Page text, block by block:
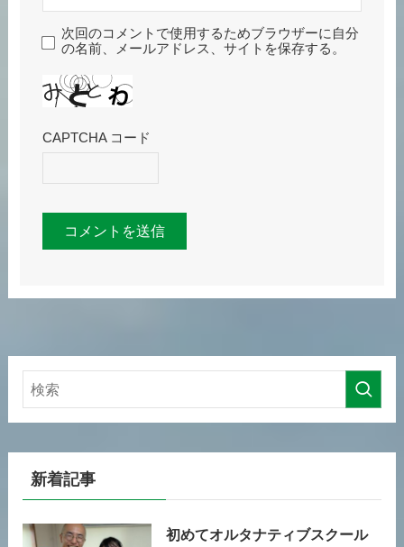
次回のコメントで使用するためブラウザーに自分
の名前、メールアドレス、サイトを保存する。
CAPTCHA コード
新着記事
初めてオルタナティブスクール